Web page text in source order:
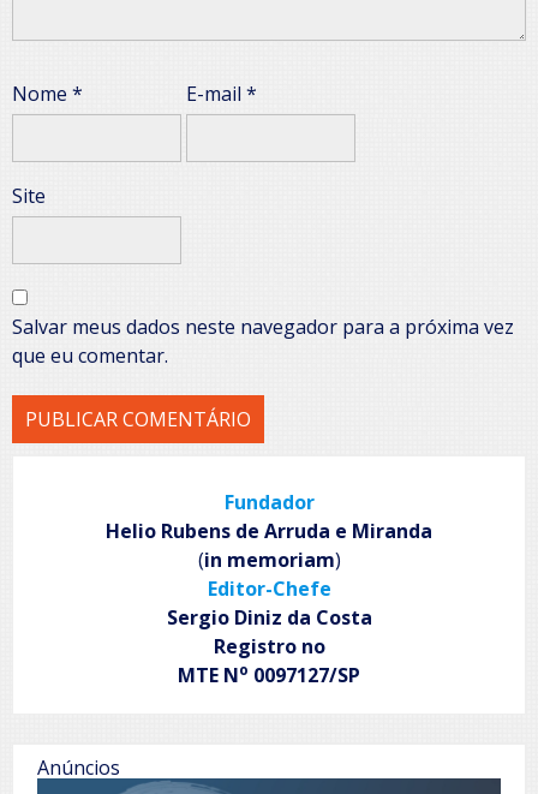
Nome * E-mail *
Site
Salvar meus dados neste navegador para a próxima vez
que eu comentar.
Fundador
Helio Rubens de Arruda e Miranda
(in memoriam)
Editor-Chefe
Sergio Diniz da Costa
Registro no
MTE No 0097127/SP
Anúncios